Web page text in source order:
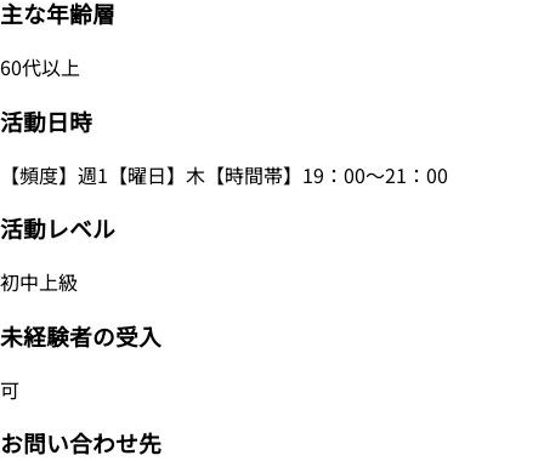
主な年齢層
60代以上
活動日時
【頻度】週1【曜日】木【時間帯】19：00～21：00
活動レベル
初中上級
未経験者の受入
可
お問い合わせ先